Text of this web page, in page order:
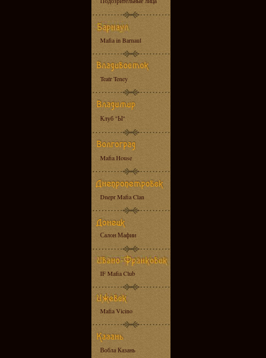
Mafia in Barnaul
Teatr Teney
Клуб "Ы"
Mafia House
Dnepr Mafia Clan
Салон Мафии
IF Mafia Club
Mafia Vicino
Вобла Казань